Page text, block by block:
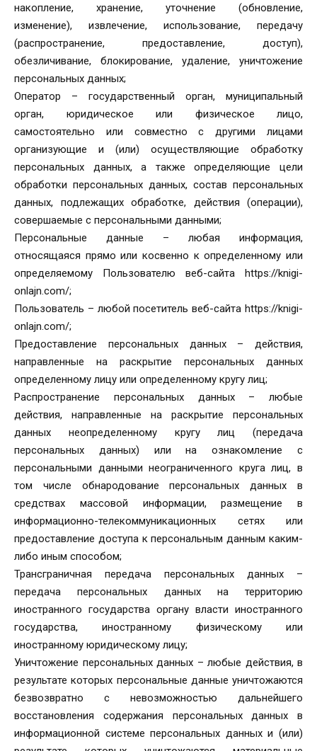
накопление, хранение, уточнение (обновление,
изменение), извлечение, использование, передачу
(распространение, предоставление, доступ),
обезличивание, блокирование, удаление, уничтожение
персональных данных;
Оператор – государственный орган, муниципальный
орган, юридическое или физическое лицо,
самостоятельно или совместно с другими лицами
организующие и (или) осуществляющие обработку
персональных данных, а также определяющие цели
обработки персональных данных, состав персональных
данных, подлежащих обработке, действия (операции),
совершаемые с персональными данными;
Персональные данные – любая информация,
относящаяся прямо или косвенно к определенному или
определяемому Пользователю веб-сайта https://knigi-
onlajn.com/;
Пользователь – любой посетитель веб-сайта https://knigi-
onlajn.com/;
Предоставление персональных данных – действия,
направленные на раскрытие персональных данных
определенному лицу или определенному кругу лиц;
Распространение персональных данных – любые
действия, направленные на раскрытие персональных
данных неопределенному кругу лиц (передача
персональных данных) или на ознакомление с
персональными данными неограниченного круга лиц, в
том числе обнародование персональных данных в
средствах массовой информации, размещение в
информационно-телекоммуникационных сетях или
предоставление доступа к персональным данным каким-
либо иным способом;
Трансграничная передача персональных данных –
передача персональных данных на территорию
иностранного государства органу власти иностранного
государства, иностранному физическому или
иностранному юридическому лицу;
Уничтожение персональных данных – любые действия, в
результате которых персональные данные уничтожаются
безвозвратно с невозможностью дальнейшего
восстановления содержания персональных данных в
информационной системе персональных данных и (или)